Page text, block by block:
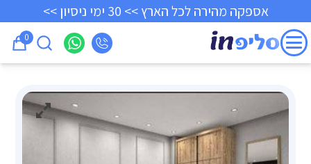
אספקה מהירה לכל הארץ >> 30 ימי ניסיון >>
0